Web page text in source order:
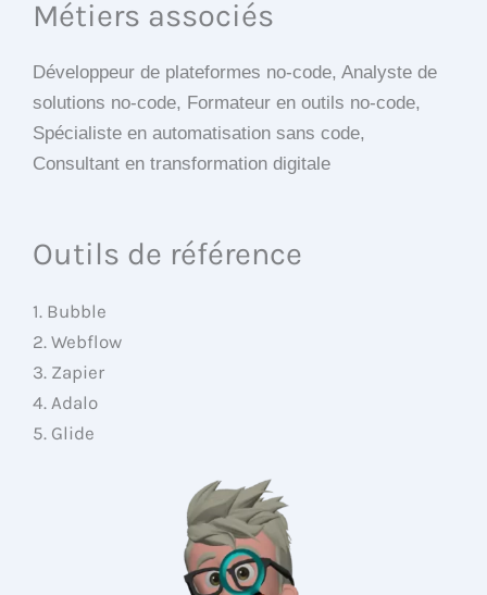
Métiers associés
Développeur de plateformes no-code, Analyste de
solutions no-code, Formateur en outils no-code,
Spécialiste en automatisation sans code,
Consultant en transformation digitale
Outils de référence
1. Bubble
2. Webflow
3. Zapier
4. Adalo
5. Glide